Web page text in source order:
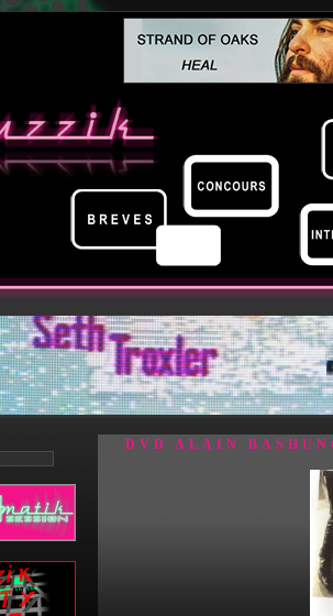
DVD ALAIN